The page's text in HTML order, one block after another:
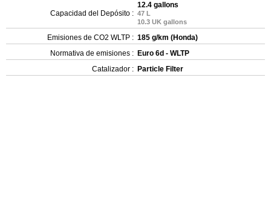
Capacidad del Depósito :
12.4 gallons
47 L
10.3 UK gallons
Emisiones de CO2 WLTP : 185 g/km (Honda)
Normativa de emisiones : Euro 6d - WLTP
Catalizador : Particle Filter